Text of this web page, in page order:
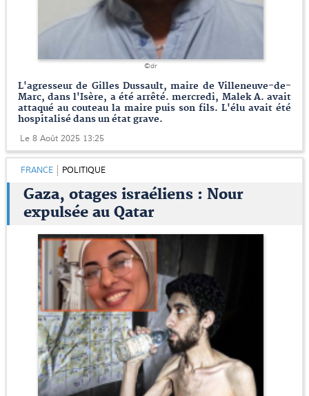
©dr
L'agresseur de Gilles Dussault, maire de Villeneuve-de-
Marc, dans l'Isère, a été arrêté. mercredi, Malek A. avait
attaqué au couteau la maire puis son fils. L'élu avait été
hospitalisé dans un état grave.
Le 8 Août 2025 13:25
FRANCE POLITIQUE
Gaza, otages israéliens : Nour
expulsée au Qatar